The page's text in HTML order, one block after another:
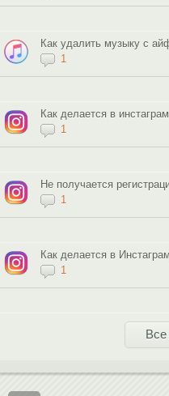
Как удалить музыку с
1
Как делается в
1
Не получается
1
Как делается в
1
Все